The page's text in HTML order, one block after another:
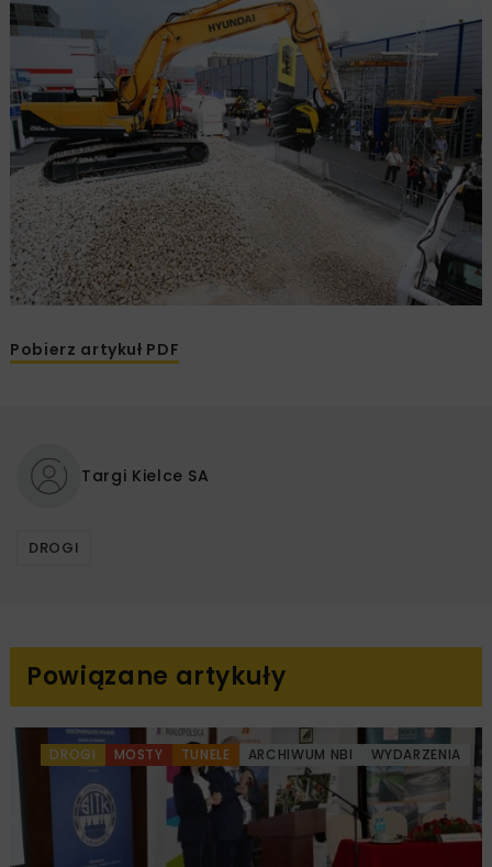
Pobierz artykuł PDF
Targi Kielce SA
DROGI
Powiązane artykuły
DROGI MOSTY TUNELE ARCHIWUM NBI WYDARZENIA